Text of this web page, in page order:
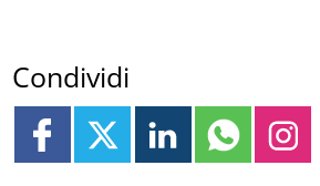
Condividi